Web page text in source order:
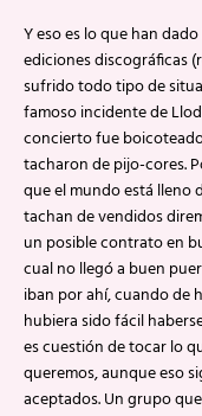
Y eso es lo que han
ediciones discográficas
sufrido todo tipo de
famoso incidente de
concierto fue
tacharon de pijo-cores.
que el mundo está lleno
tachan de vendidos
un posible contrato en
cual no llegó a buen
iban por ahí, cuando de
hubiera sido fácil
es cuestión de tocar lo
queremos, aunque eso
aceptados. Un grupo